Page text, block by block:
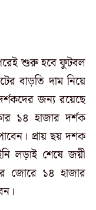
শুরু হবে ফুটবল
বাড়তি দাম নিয়ে
জন্য রয়েছে
১৪ হাজার দর্শক
প্রায় ছয় দশক
লড়াই শেষে জয়ী
জোরে ১৪ হাজার